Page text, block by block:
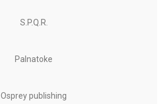
S.P.Q.R.
Palnatoke
Osprey publishing